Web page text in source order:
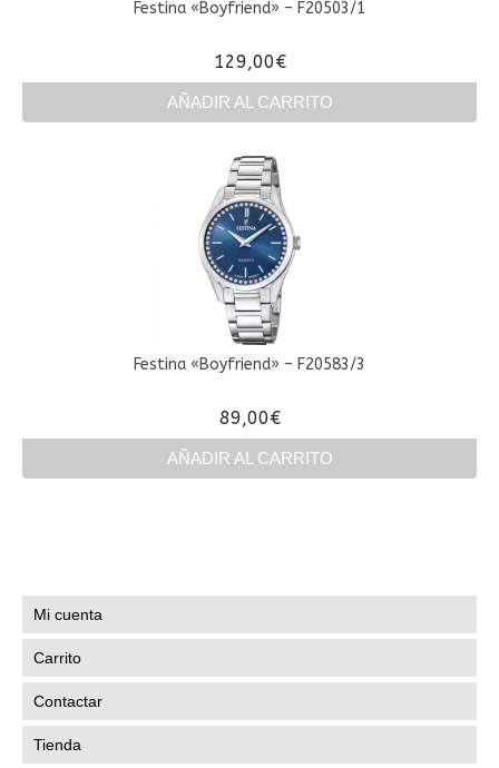
Festina «Boyfriend» – F20503/1
129,00€
AÑADIR AL CARRITO
Festina «Boyfriend» – F20583/3
89,00€
AÑADIR AL CARRITO
Mi cuenta
Carrito
Contactar
Tienda